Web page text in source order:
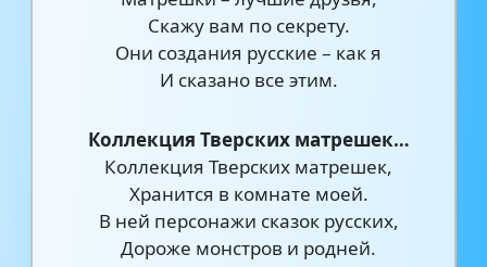
Скажу вам по секрету.
Они создания русские – как я
И сказано все этим.
Коллекция Тверских матрешек…
Коллекция Тверских матрешек,
Хранится в комнате моей.
В ней персонажи сказок русских,
Дороже монстров и родней.